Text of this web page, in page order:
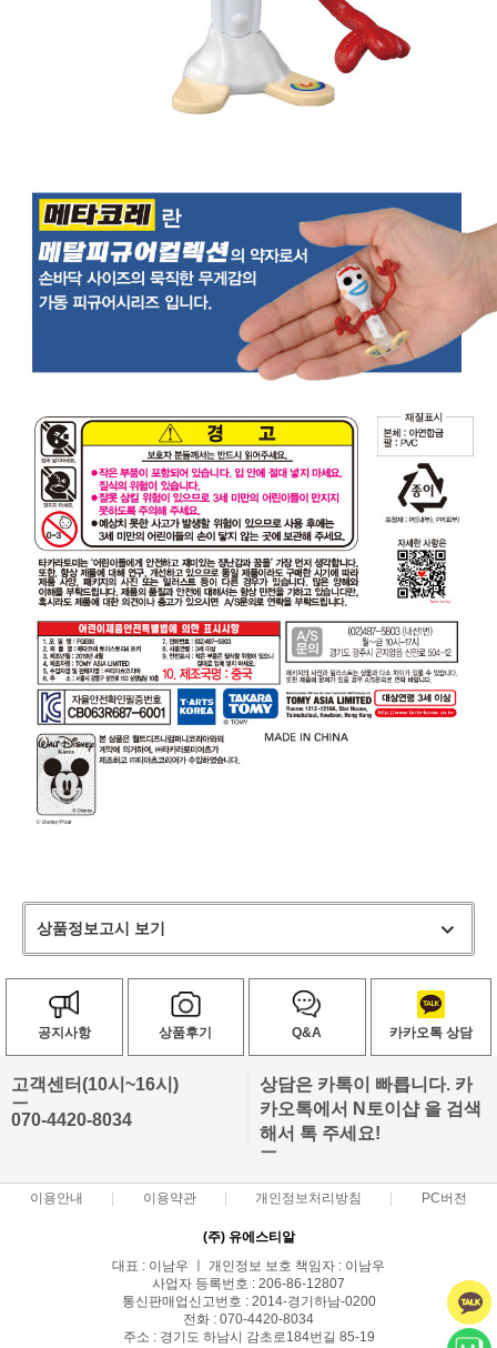
상품정보고시 보기
공지사항 상품후기 Q&A 카카오톡 상담
고객센터(10시~16시)
ㅡ
070-4420-8034
상담은 카톡이 빠릅니다. 카
카오톡에서 N토이샵 을 검색
해서 톡 주세요!
ㅡ
이용안내 이용약관 개인정보처리방침 PC버전
(주) 유에스티알
대표 : 이남우 ㅣ 개인정보 보호 책임자 : 이남우
사업자 등록번호 : 206-86-12807
통신판매업신고번호 : 2014-경기하남-0200
전화 : 070-4420-8034
주소 : 경기도 하남시 감초로184번길 85-19